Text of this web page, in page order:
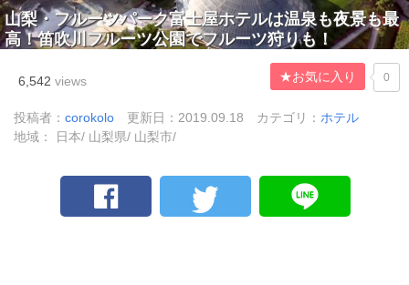
山梨・フルーツパーク富士屋ホテルは温泉も夜景も最
高！笛吹川フルーツ公園でフルーツ狩りも！
6,542 views ★お気に入り 0
投稿者： corokolo 更新日：2019.09.18 カテゴリ： ホテル
地域： 日本/ 山梨県/ 山梨市/